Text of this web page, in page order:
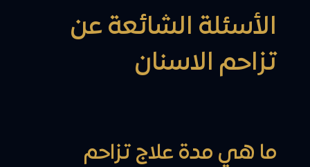
الأسئلة الشائعة عن
تزاحم الاسنان
ما هي مدة علاج تزاحم